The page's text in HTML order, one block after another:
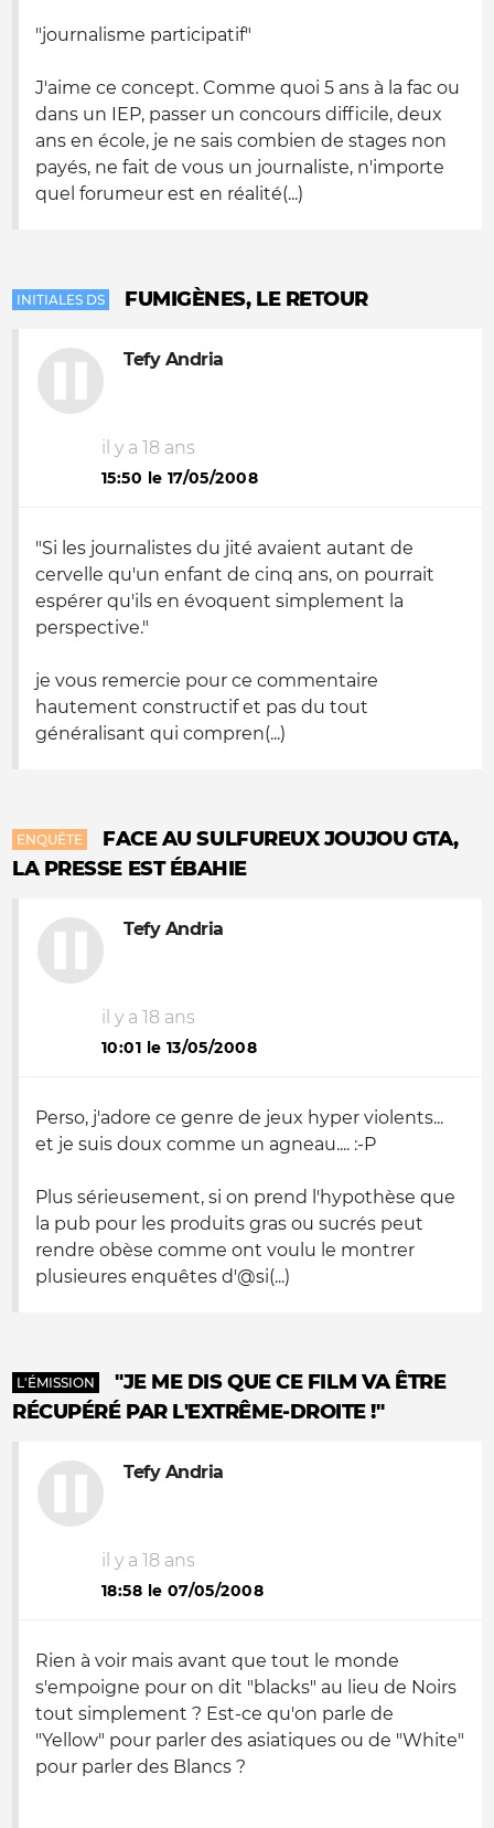
"journalisme participatif"
J'aime ce concept. Comme quoi 5 ans à la fac ou
dans un IEP, passer un concours difficile, deux
ans en école, je ne sais combien de stages non
payés, ne fait de vous un journaliste, n'importe
quel forumeur est en réalité(...)
INITIALES DS FUMIGÈNES, LE RETOUR
Tefy Andria
il y a 18 ans
15:50 le 17/05/2008
"Si les journalistes du jité avaient autant de
cervelle qu'un enfant de cinq ans, on pourrait
espérer qu'ils en évoquent simplement la
perspective."
je vous remercie pour ce commentaire
hautement constructif et pas du tout
généralisant qui compren(...)
ENQUÊTE
FACE AU SULFUREUX JOUJOU GTA,
LA PRESSE EST ÉBAHIE
Tefy Andria
il y a 18 ans
10:01 le 13/05/2008
Perso, j'adore ce genre de jeux hyper violents...
et je suis doux comme un agneau.... :-P
Plus sérieusement, si on prend l'hypothèse que
la pub pour les produits gras ou sucrés peut
rendre obèse comme ont voulu le montrer
plusieures enquêtes d'@si(...)
L'ÉMISSION
"JE ME DIS QUE CE FILM VA ÊTRE
RÉCUPÉRÉ PAR L'EXTRÊME-DROITE !"
Tefy Andria
il y a 18 ans
18:58 le 07/05/2008
Rien à voir mais avant que tout le monde
s'empoigne pour on dit "blacks" au lieu de Noirs
tout simplement ? Est-ce qu'on parle de
"Yellow" pour parler des asiatiques ou de "White"
pour parler des Blancs ?